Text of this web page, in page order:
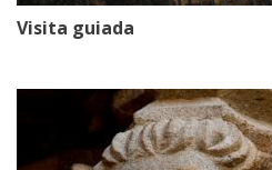
Visita guiada